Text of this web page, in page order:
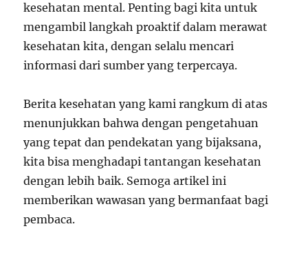
kesehatan mental. Penting bagi kita untuk
mengambil langkah proaktif dalam merawat
kesehatan kita, dengan selalu mencari
informasi dari sumber yang terpercaya.
Berita kesehatan yang kami rangkum di atas
menunjukkan bahwa dengan pengetahuan
yang tepat dan pendekatan yang bijaksana,
kita bisa menghadapi tantangan kesehatan
dengan lebih baik. Semoga artikel ini
memberikan wawasan yang bermanfaat bagi
pembaca.